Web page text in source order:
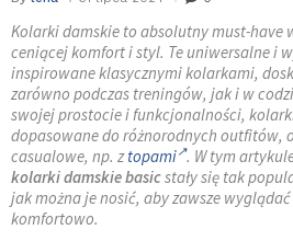
Kolarki damskie to absolutny must-have
ceniącej komfort i styl. Te uniwersalne i
inspirowane klasycznymi kolarkami,
zarówno podczas treningów, jak i w
swojej prostocie i funkcjonalności,
dopasowane do różnorodnych outfitów,
casualowe, np. ztopami . W tym
kolarki damskie basicstały się tak
jak można je nosić, aby zawsze
komfortowo.